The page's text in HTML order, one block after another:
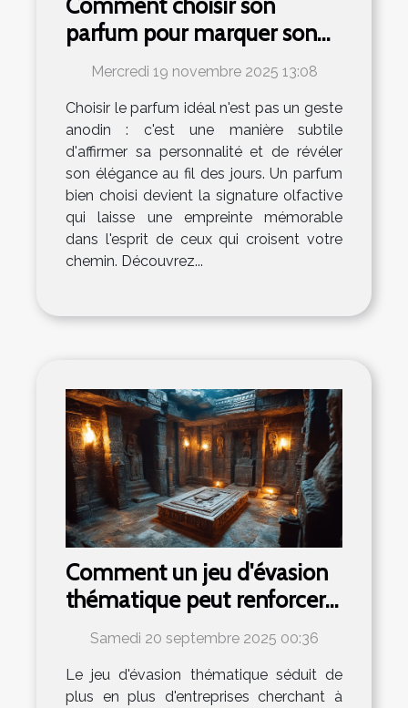
parfum pour marquer son
élégance au quotidien ?
Mercredi 19 novembre 2025 13:08
Choisir le parfum idéal n'est pas un geste
anodin : c'est une manière subtile
d'affirmer sa personnalité et de révéler
son élégance au fil des jours. Un parfum
bien choisi devient la signature olfactive
qui laisse une empreinte mémorable
dans l'esprit de ceux qui croisent votre
chemin. Découvrez...
Comment un jeu d'évasion
thématique peut renforcer
l'esprit d'équipe ?
Samedi 20 septembre 2025 00:36
Le jeu d'évasion thématique séduit de
plus en plus d'entreprises cherchant à